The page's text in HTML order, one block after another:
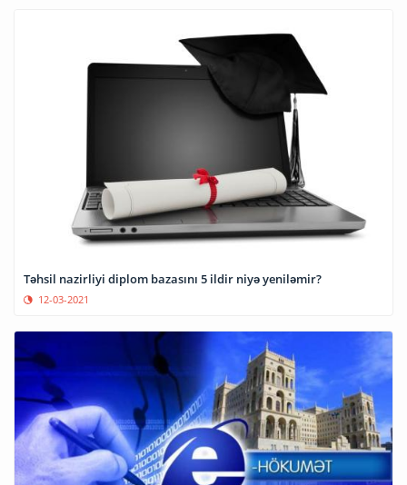
Təhsil nazirliyi diplom bazasını 5 ildir niyə yeniləmir?
12-03-2021